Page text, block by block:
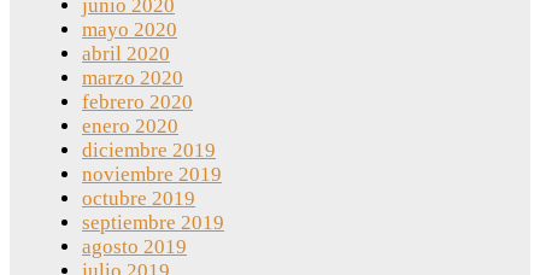
junio 2020
mayo 2020
abril 2020
marzo 2020
febrero 2020
enero 2020
diciembre 2019
noviembre 2019
octubre 2019
septiembre 2019
agosto 2019